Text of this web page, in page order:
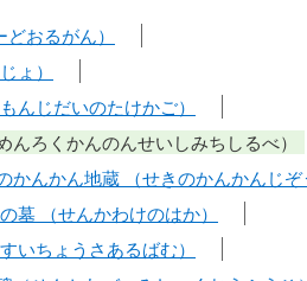
おるがん）
ょ）
んじだいのたけかご）
ろくかんのんせいしみちしるべ）
かんかん地蔵 （せきのかんかんじぞ
墓 （せんかわけのはか）
いちょうさあるばむ）